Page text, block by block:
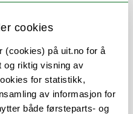
cookies
(cookies) på uit.no for å
og riktig visning av
for statistikk,
av informasjon for
både førsteparts- og
undervisning